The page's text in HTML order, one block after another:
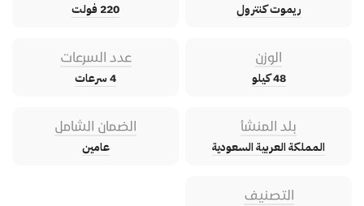
ريموت كنترول 220 فولت
الوزن
48 كيلو
عدد السرعات
4 سرعات
بلد المنشأ
المملكة العربية السعودية
الضمان الشامل
عامين
التصنيف